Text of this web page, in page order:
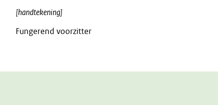
[handtekening]
Fungerend voorzitter